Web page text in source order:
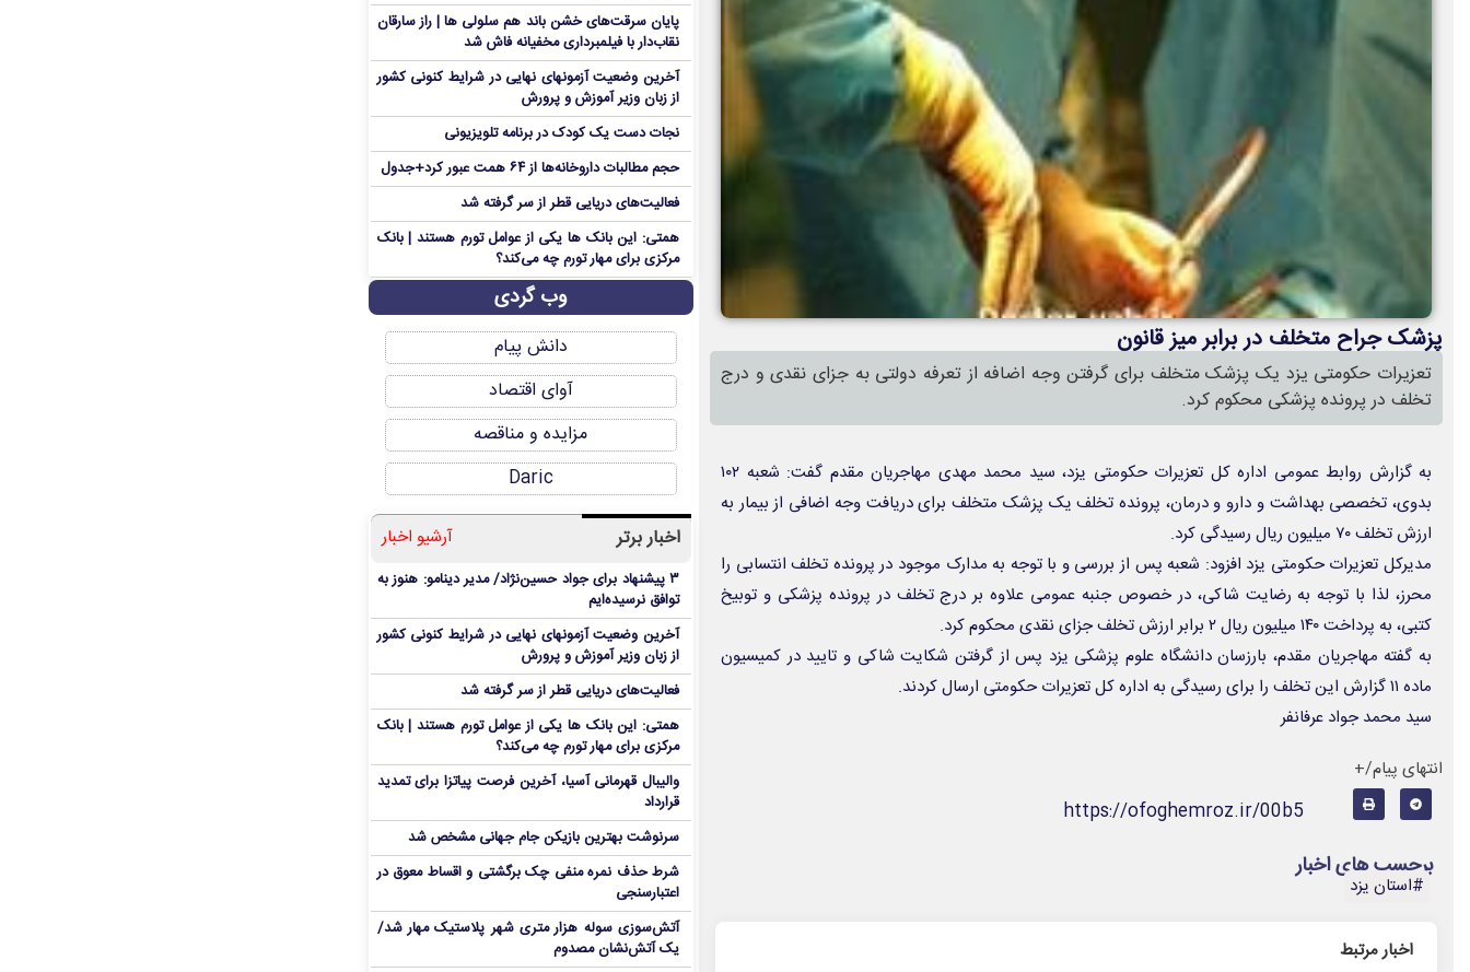
پزشک جراح متخلف در برابر میز قانون
تعزیرات حکومتی یزد یک پزشک متخلف برای گرفتن وجه اضافه از تعرفه دولتی به جزای نقدی و درج
تخلف در پرونده پزشکی محکوم کرد.
به گزارش روابط عمومی اداره کل تعزیرات حکومتی یزد، سید محمد مهدی مهاجریان مقدم گفت: شعبه ۱۰۲
بدوی، تخصصی بهداشت و دارو و درمان، پرونده تخلف یک پزشک متخلف برای دریافت وجه اضافی از بیمار به
ارزش تخلف ۷۰ میلیون ریال رسیدگی کرد.
مدیرکل تعزیرات حکومتی یزد افزود: شعبه پس از بررسی و با توجه به مدارک موجود در پرونده تخلف انتسابی را
محرز، لذا با توجه به رضایت شاکی، در خصوص جنبه عمومی علاوه بر درج تخلف در پرونده پزشکی و توبیخ
کتبی، به پرداخت ۱۴۰ میلیون ریال ۲ برابر ارزش تخلف جزای نقدی محکوم کرد.
به گفته مهاجریان مقدم، بارزسان دانشگاه علوم پزشکی یزد پس از گرفتن شکایت شاکی و تایید در کمیسیون
ماده ۱۱ گزارش این تخلف را برای رسیدگی به اداره کل تعزیرات حکومتی ارسال کردند.
سید محمد جواد عرفانفر
انتهای پیام/+
https://ofoghemroz.ir/00b5
برچسب های اخبار
#استان یزد
اخبار مرتبط
پایان سرقت‌های خشن باند هم سلولی ها | راز سارقان
نقاب‌دار با فیلمبرداری مخفیانه فاش شد
آخرین وضعیت آزمونهای نهایی در شرایط کنونی کشور
از زبان وزیر آموزش و پرورش
نجات دست یک کودک در برنامه تلویزیونی
حجم مطالبات داروخانه‌ها از ۶۴ همت عبور کرد+جدول
فعالیت‌های دریایی قطر از سر گرفته شد
همتی: این بانک ها یکی از عوامل تورم هستند | بانک
مرکزی برای مهار تورم چه می‌کند؟
وب گردی
دانش پیام
آوای اقتصاد
مزایده و مناقصه
Daric
اخبار برتر آرشیو اخبار
۳ پیشنهاد برای جواد حسین‌نژاد/ مدیر دینامو: هنوز به
توافق نرسیده‌ایم
آخرین وضعیت آزمونهای نهایی در شرایط کنونی کشور
از زبان وزیر آموزش و پرورش
فعالیت‌های دریایی قطر از سر گرفته شد
همتی: این بانک ها یکی از عوامل تورم هستند | بانک
مرکزی برای مهار تورم چه می‌کند؟
والیبال قهرمانی آسیا، آخرین فرصت پیاتزا برای تمدید
قرارداد
سرنوشت بهترین بازیکن جام جهانی مشخص شد
شرط حذف نمره منفی چک برگشتی و اقساط معوق در
اعتبارسنجی
آتش‌سوزی سوله هزار متری شهر پلاستیک مهار شد/
یک آتش‌نشان مصدوم